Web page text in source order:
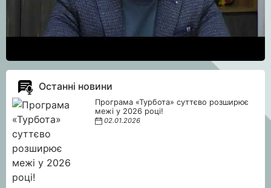
Останні новини
Програма «Турбота» суттєво розширює
межі у 2026 році!
02.01.2026